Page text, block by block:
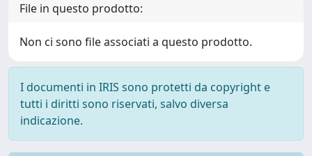
File in questo prodotto:
Non ci sono file associati a questo prodotto.
I documenti in IRIS sono protetti da copyright e
tutti i diritti sono riservati, salvo diversa
indicazione.